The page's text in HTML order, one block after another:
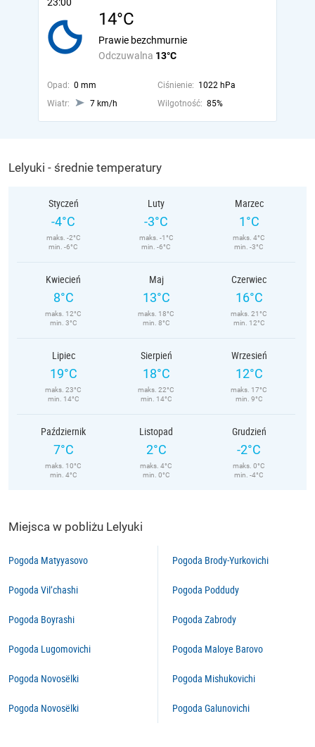
14°C
Odczuwalna 13°C
Prawie bezchmurnie
Opad: 0 mm Ciśnienie: 1022 hPa
Wiatr:
7 km/h Wilgotność: 85%
Lelyuki - średnie temperatury
Styczeń
-4°C
maks. -2°C
min. -6°C
Luty
-3°C
maks. -1°C
min. -6°C
Marzec
1°C
maks. 4°C
min. -3°C
Kwiecień
8°C
maks. 12°C
min. 3°C
Maj
13°C
maks. 18°C
min. 8°C
Czerwiec
16°C
maks. 21°C
min. 12°C
Lipiec
19°C
maks. 23°C
min. 14°C
Sierpień
18°C
maks. 22°C
min. 14°C
Wrzesień
12°C
maks. 17°C
min. 9°C
Październik
7°C
maks. 10°C
min. 4°C
Listopad
2°C
maks. 4°C
min. 0°C
Grudzień
-2°C
maks. 0°C
min. -4°C
Miejsca w pobliżu Lelyuki
Pogoda Matyyasovo
Pogoda Vil’chashi
Pogoda Boyrashi
Pogoda Lugomovichi
Pogoda Novosëlki
Pogoda Novosëlki
Pogoda Brody-Yurkovichi
Pogoda Poddudy
Pogoda Zabrody
Pogoda Maloye Barovo
Pogoda Mishukovichi
Pogoda Galunovichi